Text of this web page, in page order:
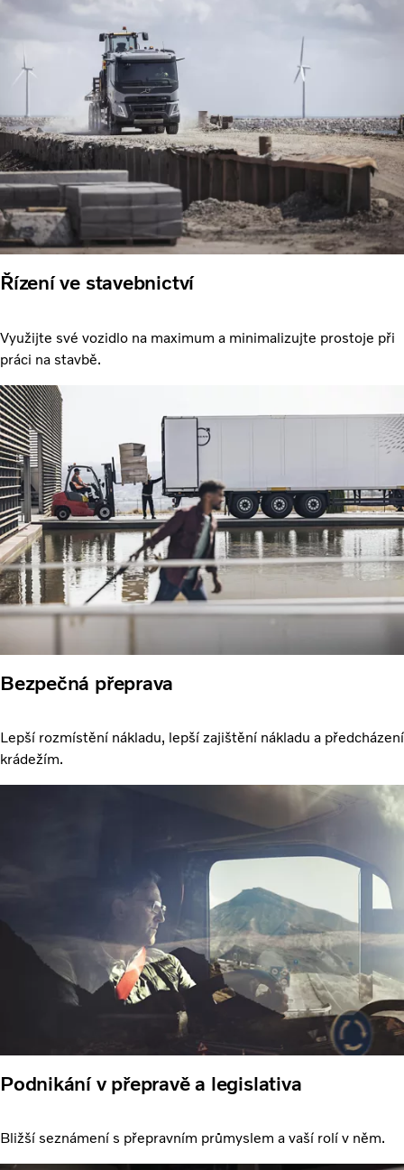
Řízení ve stavebnictví
Využijte své vozidlo na maximum a minimalizujte prostoje při
práci na stavbě.
Bezpečná přeprava
Lepší rozmístění nákladu, lepší zajištění nákladu a předcházení
krádežím.
Podnikání v přepravě a legislativa
Bližší seznámení s přepravním průmyslem a vaší rolí v něm.